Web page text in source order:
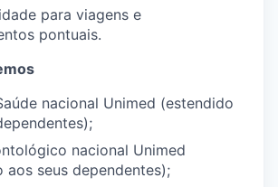
para viagens e
pontuais.
nacional Unimed (estendido
nacional Unimed
aos seus dependentes);